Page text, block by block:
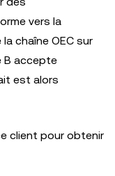
vers la
chaîne OEC sur
B accepte
est alors
client pour obtenir